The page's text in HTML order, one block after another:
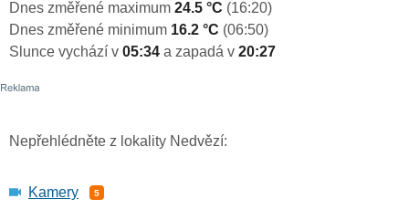
Dnes změřené maximum 24.5 °C (16:20)
Dnes změřené minimum 16.2 °C (06:50)
Slunce vychází v 05:34 a zapadá v 20:27
Nepřehlédněte z lokality Nedvězí:
Kamery 5